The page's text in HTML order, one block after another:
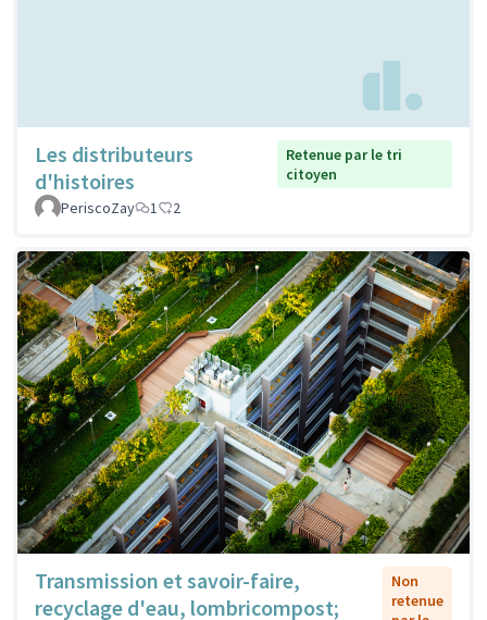
Les distributeurs
d'histoires
Retenue par le tri
citoyen
PeriscoZay
1 2
Transmission et savoir-faire,
recyclage d'eau, lombricompost;
Non
retenue